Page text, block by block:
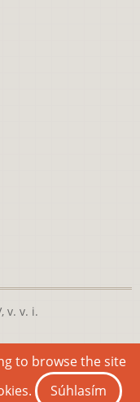
v. v. i.
Creative Commons
License
to browse the site
Súhlasím